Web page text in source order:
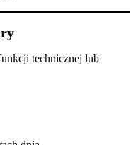
technicznej lub